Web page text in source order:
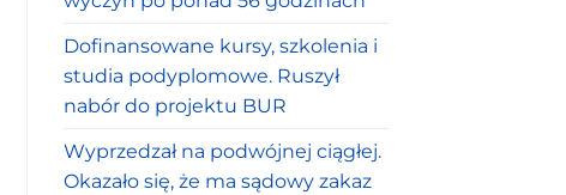
Dofinansowane kursy, szkolenia i
studia podyplomowe. Ruszył
nabór do projektu BUR
Wyprzedzał na podwójnej ciągłej.
Okazało się, że ma sądowy zakaz